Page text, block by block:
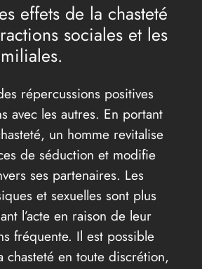
effets de la chasteté
sociales et les
répercussions positives
avec les autres. En portant
un homme revitalise
de séduction et modifie
ses partenaires. Les
et sexuelles sont plus
l’acte en raison de leur
fréquente. Il est possible
chasteté en toute discrétion,